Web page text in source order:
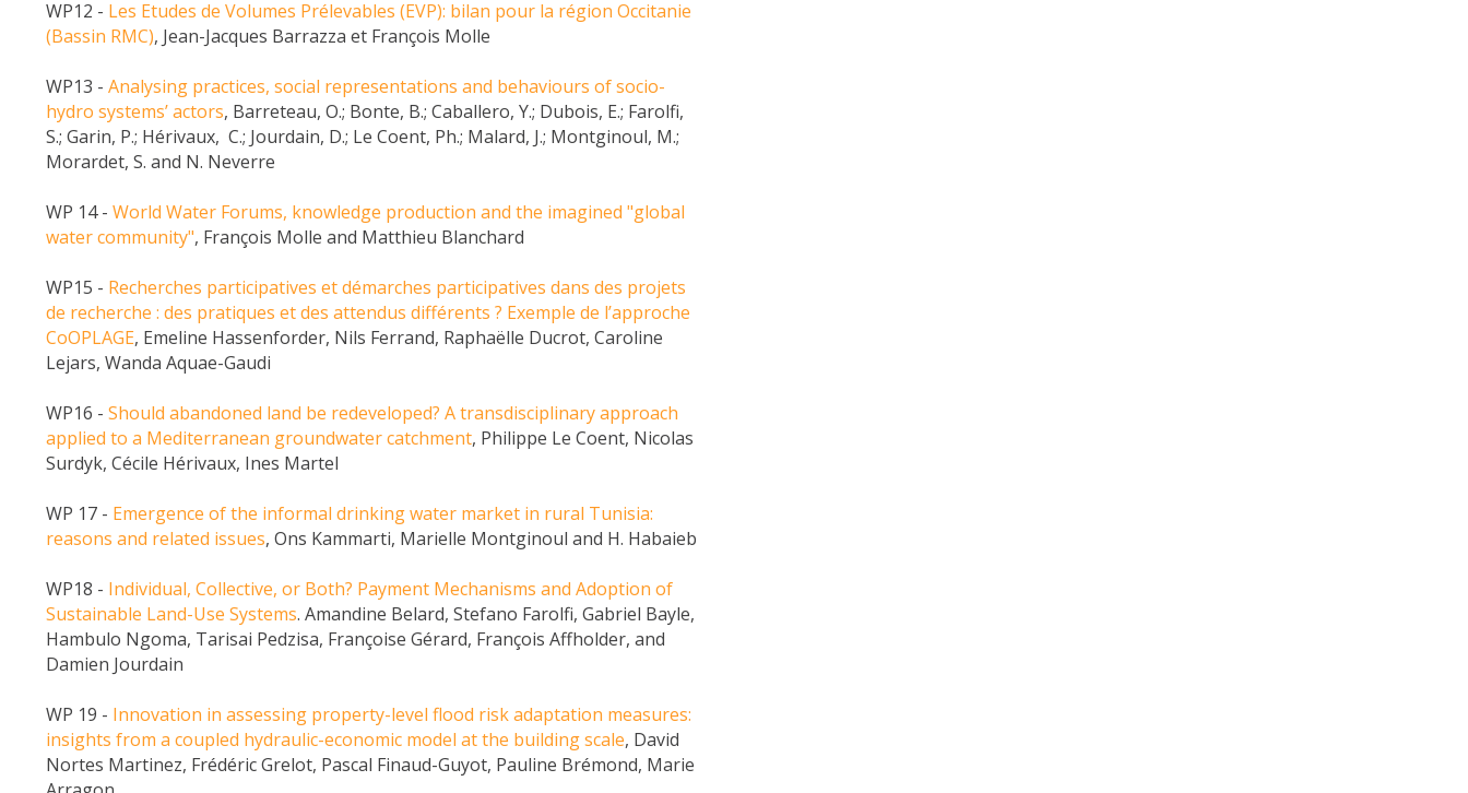
WP12 - Les Etudes de Volumes Prélevables (EVP): bilan pour la région Occitanie
(Bassin RMC), Jean-Jacques Barrazza et François Molle
WP13 - Analysing practices, social representations and behaviours of socio-
hydro systems’ actors, Barreteau, O.; Bonte, B.; Caballero, Y.; Dubois, E.; Farolfi,
S.; Garin, P.; Hérivaux, C.; Jourdain, D.; Le Coent, Ph.; Malard, J.; Montginoul, M.;
Morardet, S. and N. Neverre
WP 14 - World Water Forums, knowledge production and the imagined "global
water community", François Molle and Matthieu Blanchard
WP15 - Recherches participatives et démarches participatives dans des projets
de recherche : des pratiques et des attendus différents ? Exemple de l’approche
CoOPLAGE, Emeline Hassenforder, Nils Ferrand, Raphaëlle Ducrot, Caroline
Lejars, Wanda Aquae-Gaudi
WP16 - Should abandoned land be redeveloped? A transdisciplinary approach
applied to a Mediterranean groundwater catchment, Philippe Le Coent, Nicolas
Surdyk, Cécile Hérivaux, Ines Martel
WP 17 - Emergence of the informal drinking water market in rural Tunisia:
reasons and related issues, Ons Kammarti, Marielle Montginoul and H. Habaieb
WP18 - Individual, Collective, or Both? Payment Mechanisms and Adoption of
Sustainable Land-Use Systems. Amandine Belard, Stefano Farolfi, Gabriel Bayle,
Hambulo Ngoma, Tarisai Pedzisa, Françoise Gérard, François Affholder, and
Damien Jourdain
WP 19 - Innovation in assessing property-level flood risk adaptation measures:
insights from a coupled hydraulic-economic model at the building scale, David
Nortes Martinez, Frédéric Grelot, Pascal Finaud-Guyot, Pauline Brémond, Marie